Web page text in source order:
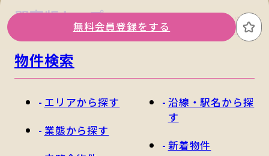
無料会員登録をする お
関東版トップ 関西版トップ
物件検索
エリアから探す
業態から探す
沿線・駅名から探
す
新着物件